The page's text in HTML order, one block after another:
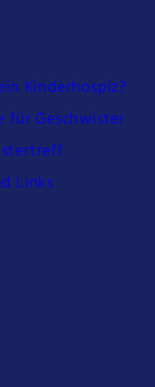
Kinderhospiz?
für Geschwister
Links